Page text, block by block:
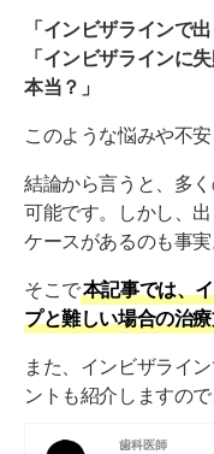
「インビザラインで
「インビザラインに
本当？」
このような悩みや不
結論から言うと、多
可能です。しかし、
ケースがあるのも事実
そこで本記事では、
プと難しい場合の治
また、インビザライ
ントも紹介しますの
歯科医師